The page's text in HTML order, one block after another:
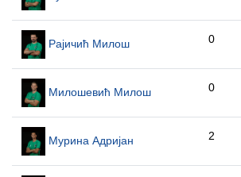
Рајичић Милош 0
Милошевић Милош 0
Мурина Адријан 2